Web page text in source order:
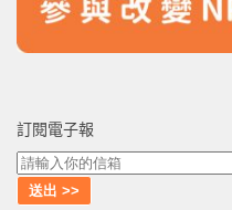
訂閱電子報